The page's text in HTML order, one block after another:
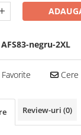
AFS83-negru-2XL
Review-uri (0)